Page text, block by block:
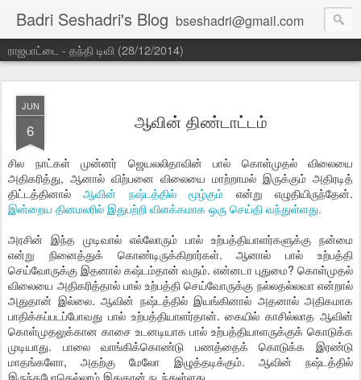
Badri Seshadri's Blog bseshadri@gmail.com
ராஜபாட்டை - தந்தி டிவி (28/12/2014)
JUN
6 ஆவின் திண்டாட்டம்
சில நாட்கள் முன்னர் ஜெயலலிதாவின் பால் கொள்முதல் விலையை
அதிகரித்து, ஆனால் விற்பனை விலையை மாற்றாமல் இருக்கும் அதிரடித்
திட்டத்தினால்ஆவின் நஷ்டத்தில் மூழ்கும் என்று எழுதியிருந்தேன்.
இன்றைய தினமலரில் இதுபற்றி விளக்கமாக ஒரு செய்தி வந்துள்ளது.
அரசின் இந்த முடிவால் எல்லோரும் பால் உற்பத்தியாளர்களுக்கு நன்மை
என்று நினைத்துக் கொண்டிருக்கிறார்கள். ஆனால் பால் உற்பத்தி
செய்வோருக்கு இதனால் கஷ்டம்தான் வரும். என்னடா புதுமை? கொள்முதல்
விலையை அதிகரித்தால் பால் உற்பத்தி செய்வோருக்கு நல்லதல்லவா என்றால்
அதுதான் இல்லை. ஆவின் நஷ்டத்தில் இயங்கினால் அதனால் அதிகமாக
பாதிக்கப்படப்போவது பால் உற்பத்தியாளர்தான். கையில் காசில்லாத ஆவின்
கொள்முதலுக்கான காசை உடனடியாக பால் உற்பத்தியாளருக்குக் கொடுக்க
முடியாது. பாலை வாங்கிக்கொண்டு பணத்தைக் கொடுக்க இரண்டு
மாதங்களோ, அதற்கு மேலோ இழுத்தடிக்கும். ஆவின் நஷ்டத்தில்
இருந்தபோதெல்லாம் இதுதான் நடந்துள்ளது.